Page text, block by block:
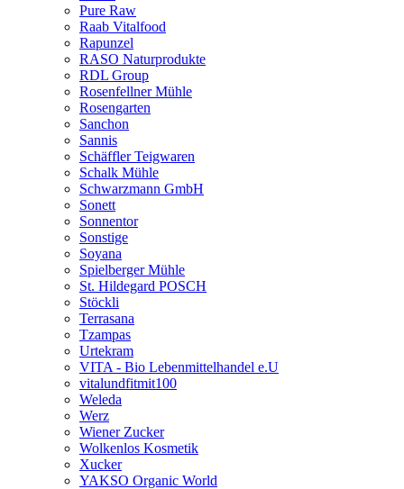
Pure Raw
Raab Vitalfood
Rapunzel
RASO Naturprodukte
RDL Group
Rosenfellner Mühle
Rosengarten
Sanchon
Sannis
Schäffler Teigwaren
Schalk Mühle
Schwarzmann GmbH
Sonett
Sonnentor
Sonstige
Soyana
Spielberger Mühle
St. Hildegard POSCH
Stöckli
Terrasana
Tzampas
Urtekram
VITA - Bio Lebenmittelhandel e.U
vitalundfitmit100
Weleda
Werz
Wiener Zucker
Wolkenlos Kosmetik
Xucker
YAKSO Organic World